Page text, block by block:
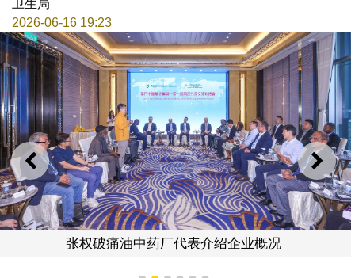
卫生局
2026-06-16 19:23
上一则 下一
张权破痛油中药厂代表介绍企业概况